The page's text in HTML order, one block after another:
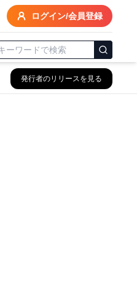
ログイン/会員登録
発行者のリリースを見る